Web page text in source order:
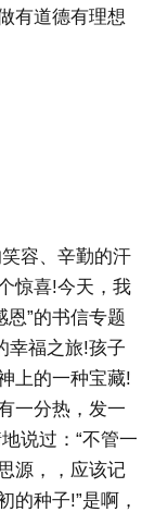
有道德有理想
容、辛勤的汗
惊喜!今天，我
恩”的书信专题
幸福之旅!孩子
上的一种宝藏!
一分热，发一
说过：“不管一
源，，应该记
的种子!”是啊，